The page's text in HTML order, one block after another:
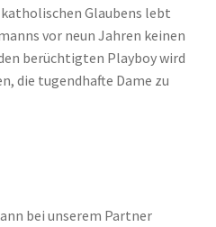
Glaubens lebt
vor neun Jahren keinen
berüchtigten Playboy wird
die tugendhafte Dame zu
bei unserem Partner